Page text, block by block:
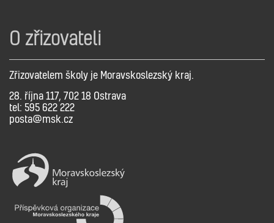
O zřizovateli
Zřizovatelem školy je Moravskoslezský kraj.
28. října 117, 702 18 Ostrava
tel: 595 622 222
posta@msk.cz